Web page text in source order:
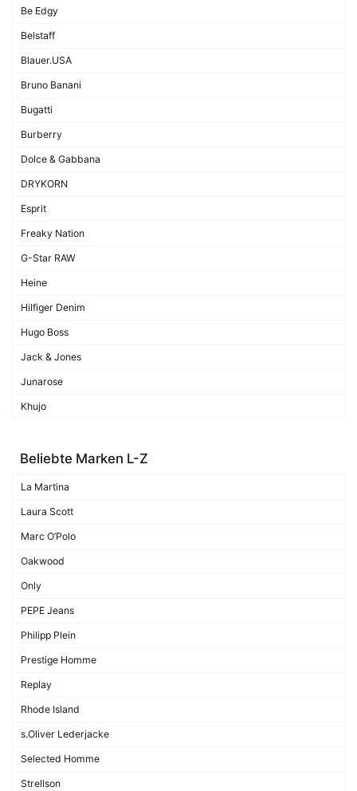
Be Edgy
Belstaff
Blauer.USA
Bruno Banani
Bugatti
Burberry
Dolce & Gabbana
DRYKORN
Esprit
Freaky Nation
G-Star RAW
Heine
Hilfiger Denim
Hugo Boss
Jack & Jones
Junarose
Khujo
Beliebte Marken L-Z
La Martina
Laura Scott
Marc O’Polo
Oakwood
Only
PEPE Jeans
Philipp Plein
Prestige Homme
Replay
Rhode Island
s.Oliver Lederjacke
Selected Homme
Strellson